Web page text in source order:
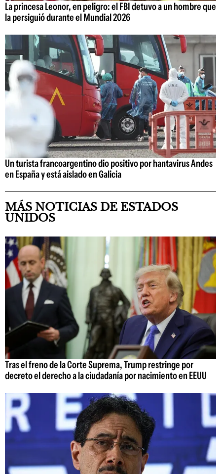
La princesa Leonor, en peligro: el FBI detuvo a un hombre que
la persiguió durante el Mundial 2026
Un turista francoargentino dio positivo por hantavirus Andes
en España y está aislado en Galicia
MÁS NOTICIAS DE ESTADOS
UNIDOS
Tras el freno de la Corte Suprema, Trump restringe por
decreto el derecho a la ciudadanía por nacimiento en EEUU